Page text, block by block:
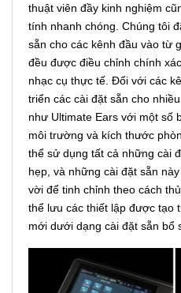
thuật viên đầy kinh nghiệm
tính nhanh chóng. Chúng tôi
sẵn cho các kênh đầu vào từ
đều được điều chỉnh chính
nhạc cụ thực tế. Đối với các
triển các cài đặt sẵn cho
như Ultimate Ears với một số
môi trường và kích thước
thể sử dụng tất cả những cài
hẹp, và những cài đặt sẵn
vời để tinh chỉnh theo cách
thể lưu các thiết lập được tạo
mới dưới dạng cài đặt sẵn bổ